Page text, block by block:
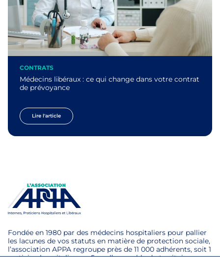
CONTRATS
Médecins libéraux : ce qui change dans votre contrat
de prévoyance
Lire l'article
Fondée en 1980 par des médecins hospitaliers pour pallier
les lacunes de vos statuts en matière de protection sociale,
l’association APPA regroupe près de 11 000 adhérents, soit 1
praticien hospitalier sur 5 sur l’ensemble du territoire.